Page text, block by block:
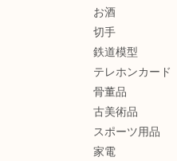
お酒
切手
鉄道模型
テレホンカード
骨董品
古美術品
スポーツ用品
家電